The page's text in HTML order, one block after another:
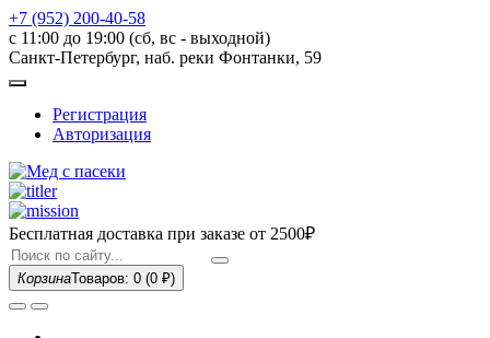
+7 (952) 200-40-58
с 11:00 до 19:00 (сб, вс - выходной)
Санкт-Петербург, наб. реки Фонтанки, 59
Регистрация
Авторизация
Бесплатная доставка при заказе от 2500₽
КорзинаТоваров: 0 (0 ₽)